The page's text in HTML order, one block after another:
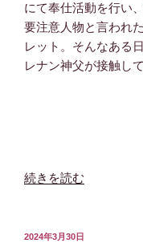
フ
ロ
ー
感
リ
にて奉仕活動を行い
要注意人物と言われ
レット。そんなある
レナン神父が接触し
“映
ー
続きを読む
投
2024年3月30日